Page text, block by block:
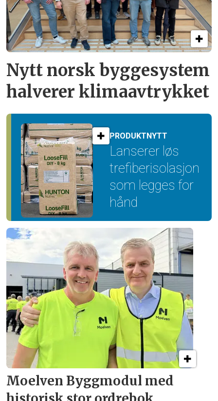
Nytt norsk byggesystem
halverer klimaavtrykket
PRODUKTNYTT
Lanserer løs
trefiber­isolasjon
som legges for
hånd
Moelven Byggmodul med